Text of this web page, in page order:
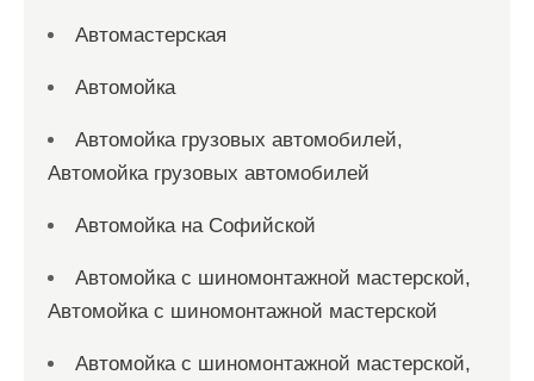
Автомастерская
Автомойка
Автомойка грузовых автомобилей,
Автомойка грузовых автомобилей
Автомойка на Софийской
Автомойка с шиномонтажной мастерской,
Автомойка с шиномонтажной мастерской
Автомойка с шиномонтажной мастерской,